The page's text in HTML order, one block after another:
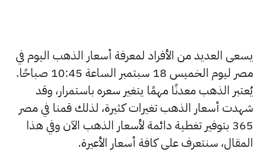
يسعى العديد من الأفراد لمعرفة أسعار الذهب اليوم في
مصر ليوم الخميس 18 سبتمبر الساعة 10:45 صباحًا.
يُعتبر الذهب معدنًا مهمًا يتغير سعره باستمرار، وقد
شهدت أسعار الذهب تغيرات كثيرة، لذلك قمنا في مصر
365 بتوفير تغطية دائمة لأسعار الذهب الآن وفي هذا
المقال، سنتعرف على كافة أسعار الأعيرة.